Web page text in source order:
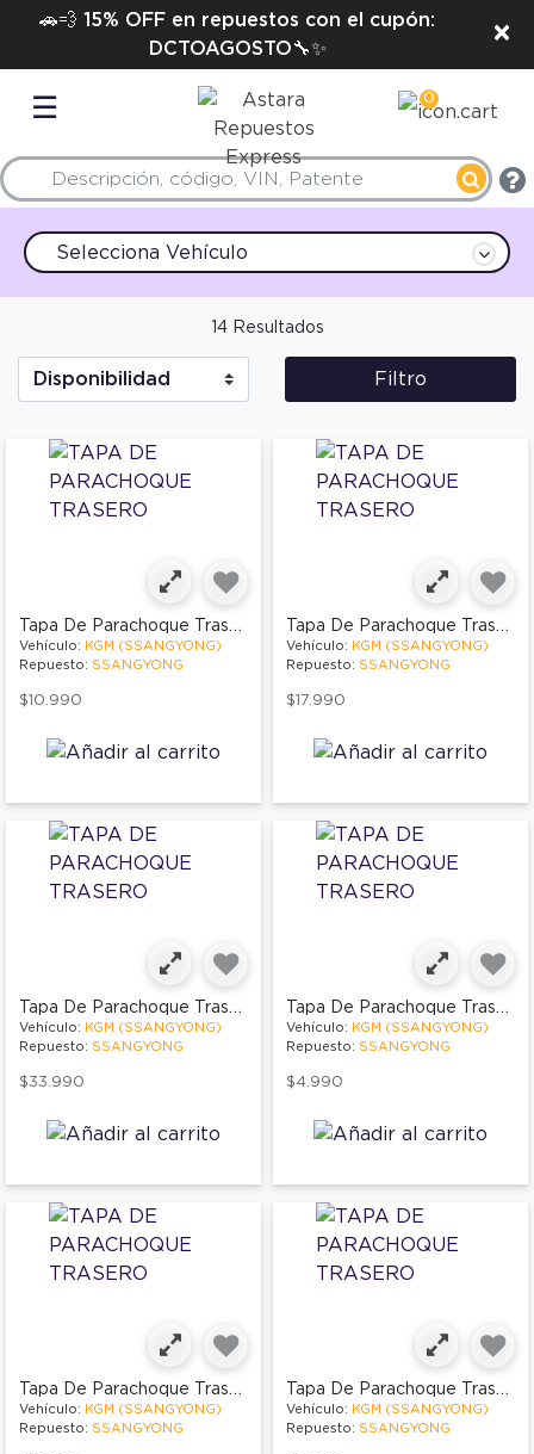
🚗💨 15% OFF en repuestos con el cupón:
DCTOAGOSTO🔧✨
×
☰ 0
Selecciona Vehículo
14 Resultados
Filtro
Tapa De Parachoque Trasero
Vehículo: KGM (SSANGYONG)
Repuesto: SSANGYONG
$10.990
Tapa De Parachoque Trasero
Vehículo: KGM (SSANGYONG)
Repuesto: SSANGYONG
$17.990
Tapa De Parachoque Trasero
Vehículo: KGM (SSANGYONG)
Repuesto: SSANGYONG
$33.990
Tapa De Parachoque Trasero
Vehículo: KGM (SSANGYONG)
Repuesto: SSANGYONG
$4.990
Tapa De Parachoque Trasero
Vehículo: KGM (SSANGYONG)
Repuesto: SSANGYONG
Tapa De Parachoque Trasero
Vehículo: KGM (SSANGYONG)
Repuesto: SSANGYONG